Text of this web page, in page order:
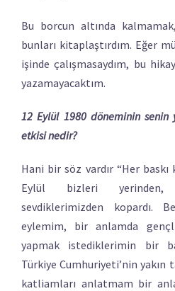
Bu borcun altında
bunları kitaplaştırdım. Eğer
işinde çalışmasaydım, bu
yazamayacaktım.
12 Eylül 1980 döneminin senin
etkisi nedir?
Hani bir söz vardır “Her baskı
Eylül bizleri yerinden,
sevdiklerimizden kopardı.
eylemim, bir anlamda
yapmak istediklerimin bir
Türkiye Cumhuriyeti’nin
katliamları anlatmam bir